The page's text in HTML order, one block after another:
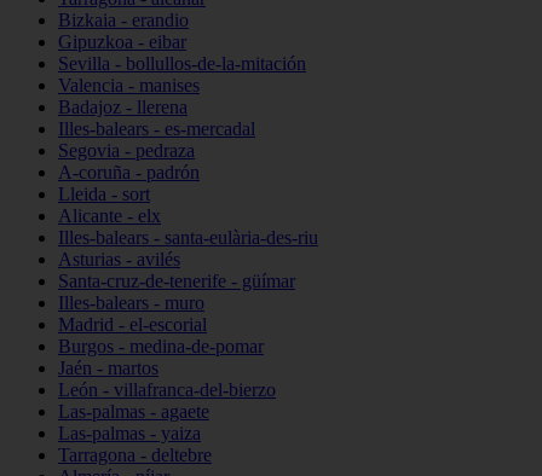
Bizkaia - erandio
Gipuzkoa - eibar
Sevilla - bollullos-de-la-mitación
Valencia - manises
Badajoz - llerena
Illes-balears - es-mercadal
Segovia - pedraza
A-coruña - padrón
Lleida - sort
Alicante - elx
Illes-balears - santa-eulària-des-riu
Asturias - avilés
Santa-cruz-de-tenerife - güímar
Illes-balears - muro
Madrid - el-escorial
Burgos - medina-de-pomar
Jaén - martos
León - villafranca-del-bierzo
Las-palmas - agaete
Las-palmas - yaiza
Tarragona - deltebre